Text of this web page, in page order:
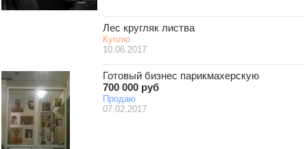
Лес кругляк листва
Куплю
10.06.2017
Готовый бизнес парикмахерскую
700 000 руб
Продаю
07.02.2017